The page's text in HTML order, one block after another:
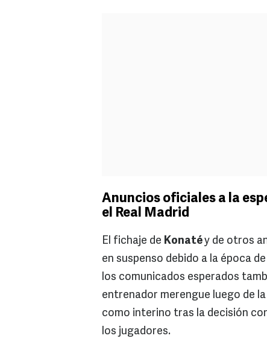
Anuncios oficiales a la
el Real Madrid
El fichaje de Konatéy de otros
en suspenso debido a la época
los comunicados esperados
entrenador merengue luego de la
como interino tras la decisión
los jugadores.